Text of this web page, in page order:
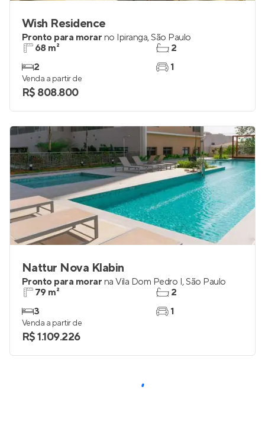
Wish Residence
Pronto para morar no Ipiranga,São Paulo
68 m²
2
2
1
Venda a partir de
R$ 808.800
Nattur Nova Klabin
Pronto para morar na Vila Dom Pedro I,São Paulo
79 m²
3
2
1
Venda a partir de
R$ 1.109.226